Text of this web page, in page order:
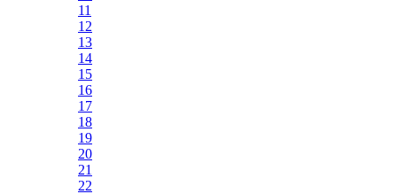
11
12
13
14
15
16
17
18
19
20
21
22